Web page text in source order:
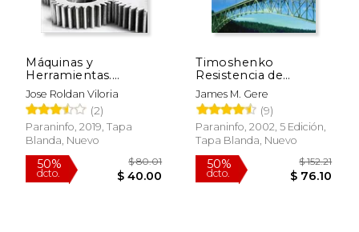
50%
dcto. $ 44.94
50%
dcto. $
Máquinas y
Herramientas.
Procesos y Cálculos
Mecánicos
Jose Roldan Viloria
(2)
Paraninfo, 2019, Tapa
Blanda, Nuevo
Timoshenko
Resistencia de
Materiales
James M. Gere
(9)
Paraninfo, 2002, 5 Edición,
Tapa Blanda, Nuevo